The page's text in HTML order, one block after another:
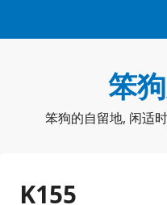
笨
笨狗的自留地, 闲适
K155